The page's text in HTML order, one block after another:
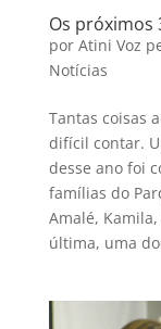
Os próximos
por Atini Voz
Notícias
Tantas coisas
difícil contar.
desse ano foi
famílias do
Amalé,
última, uma